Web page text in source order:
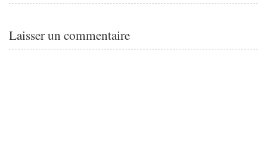
Laisser un commentaire